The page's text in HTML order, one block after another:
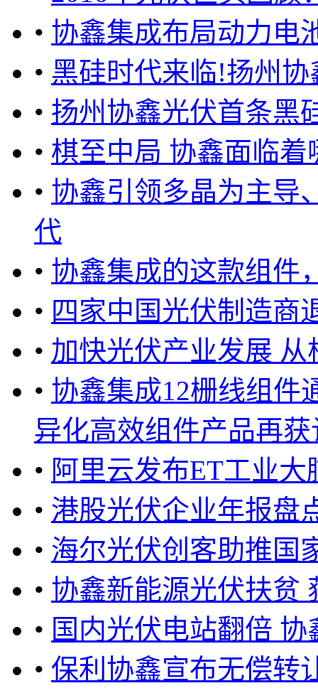
• 协鑫集成布局动力电
• 黑硅时代来临!扬州
• 扬州协鑫光伏首条黑
• 棋至中局 协鑫面临着
• 协鑫引领多晶为主导
代
• 协鑫集成的这款组件
• 四家中国光伏制造商
• 加快光伏产业发展
• 协鑫集成12栅线组件
异化高效组件产品再获
• 阿里云发布ET工业
• 港股光伏企业年报盘
• 海尔光伏创客助推国
• 协鑫新能源光伏扶贫
• 国内光伏电站翻倍
• 保利协鑫宣布无偿转